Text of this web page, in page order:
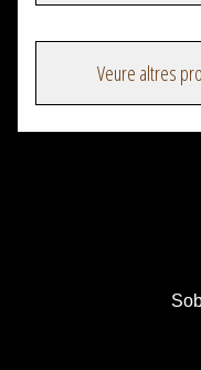
Veure altres